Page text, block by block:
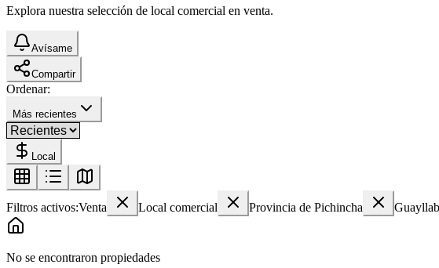
Explora nuestra selección de local comercial en venta.
Avísame
Compartir
Ordenar:
Más recientes
Local
Filtros activos:Venta Local comercial Provincia de Pichincha
No se encontraron propiedades